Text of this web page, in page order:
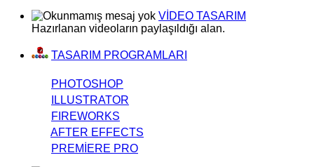
VİDEO TASARIM
Hazırlanan videoların paylaşıldığı alan.
TASARIM PROGRAMLARI
PHOTOSHOP
ILLUSTRATOR
FIREWORKS
AFTER EFFECTS
PREMİERE PRO